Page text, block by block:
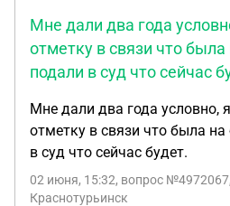
Мне дали два года
отметку в связи что
подали в суд что сейчас
Мне дали два года условно,
отметку в связи что была
в суд что сейчас будет.
02 июня, 15:32, вопрос
Краснотурьинск